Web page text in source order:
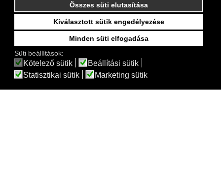
Összes süti elutasítása
Kiválasztott sütik engedélyezése
Minden süti elfogadása
Süti beállítások:
Kötelező sütik
Beállítási sütik
Statisztikai sütik
Marketing sütik